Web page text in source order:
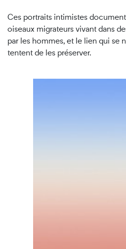
Ces portraits intimistes
oiseaux migrateurs vivant dans
par les hommes, et le lien qui se
tentent de les préserver.